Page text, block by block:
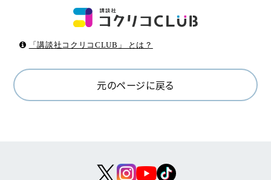
「講談社コクリコCLUB」 とは？
元のページに戻る